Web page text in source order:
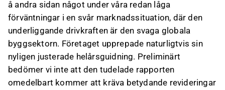
å andra sidan något under våra redan låga
förväntningar i en svår marknadssituation, där den
underliggande drivkraften är den svaga globala
byggsektorn. Företaget upprepade naturligtvis sin
nyligen justerade helårsguidning. Preliminärt
bedömer vi inte att den tudelade rapporten
omedelbart kommer att kräva betydande revideringar